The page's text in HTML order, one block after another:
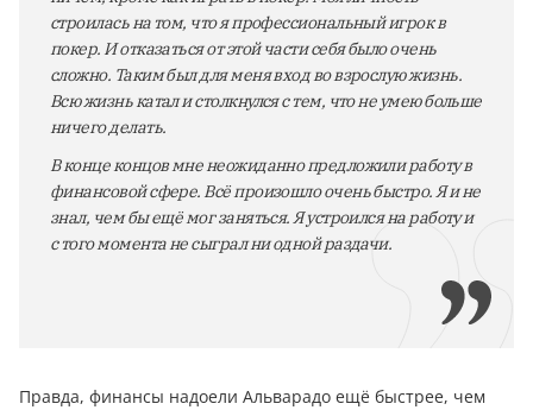
строилась на том, что я профессиональный игрок в
покер. И отказаться от этой части себя было очень
сложно. Таким был для меня вход во взрослую жизнь.
Всю жизнь катал и столкнулся с тем, что не умею больше
ничего делать.
В конце концов мне неожиданно предложили работу в
финансовой сфере. Всё произошло очень быстро. Я и не
знал, чем бы ещё мог заняться. Я устроился на работу и
с того момента не сыграл ни одной раздачи.
Правда, финансы надоели Альварадо ещё быстрее, чем